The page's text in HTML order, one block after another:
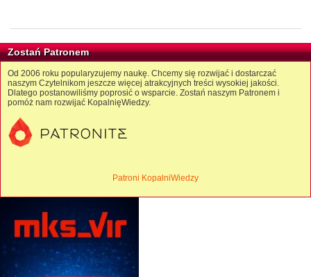
Zostań Patronem
Od 2006 roku popularyzujemy naukę. Chcemy się rozwijać i dostarczać
naszym Czytelnikom jeszcze więcej atrakcyjnych treści wysokiej jakości.
Dlatego postanowiliśmy poprosić o wsparcie. Zostań naszym Patronem i
pomóż nam rozwijać KopalnięWiedzy.
Patroni KopalniWiedzy